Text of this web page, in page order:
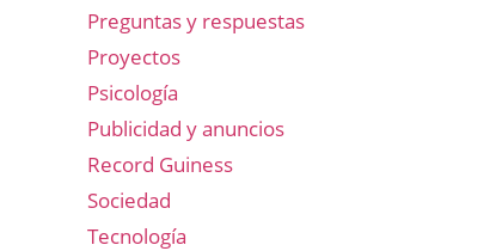
Preguntas y respuestas
Proyectos
Psicología
Publicidad y anuncios
Record Guiness
Sociedad
Tecnología